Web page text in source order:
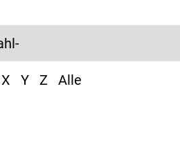
X Y Z Alle